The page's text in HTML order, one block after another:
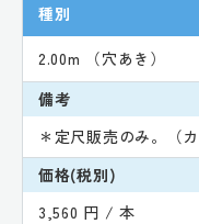
種別
2.00m （穴あき）
備考
＊定尺販売のみ。（
価格(税別)
3,560 円 / 本